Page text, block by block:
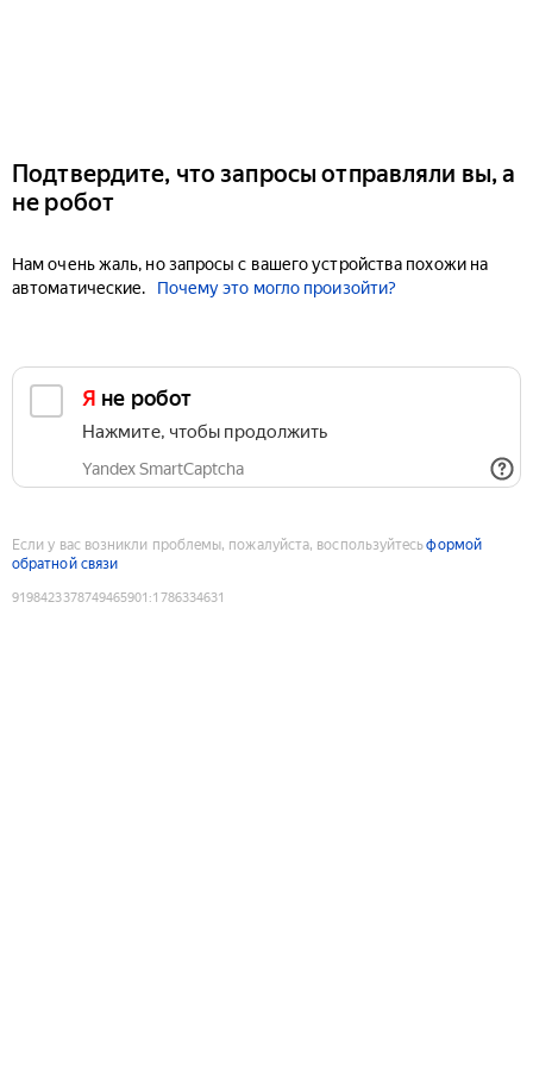
Подтвердите, что запросы отправляли вы, а
не робот
Нам очень жаль, но запросы с вашего устройства похожи на
автоматические.
Почему это могло произойти?
Я не робот
Нажмите, чтобы продолжить
Yandex SmartCaptcha
Если у вас возникли проблемы, пожалуйста, воспользуйтесьформой
обратной связи
9198423378749465901 :1786334631